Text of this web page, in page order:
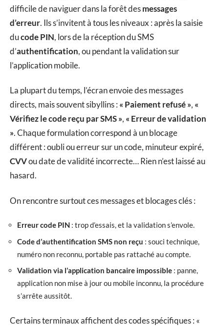
difficile de naviguer dans la forêt desmessages
d’erreur. Ils s’invitent à tous les niveaux : après la saisie
ducode PIN, lors de la réception du SMS
d’authentification, ou pendant la validation sur
l’application mobile.
La plupart du temps, l’écran envoie des messages
directs, mais souvent sibyllins : « Paiement refusé », «
Vérifiez le code reçu par SMS », « Erreur de validation
». Chaque formulation correspond à un blocage
différent : oubli ou erreur sur un code, minuteur expiré,
CVVou date de validité incorrecte… Rien n’est laissé au
hasard.
On rencontre surtout ces messages et blocages clés :
Erreur code PIN : trop d’essais, et la validation s’envole.
Code d’authentification SMS non reçu : souci technique,
numéro non reconnu, portable pas rattaché au compte.
Validation via l’application bancaire impossible : panne,
application non mise à jour ou mobile inconnu, la procédure
s’arrête aussitôt.
Certains terminaux affichent des codes spécifiques : «